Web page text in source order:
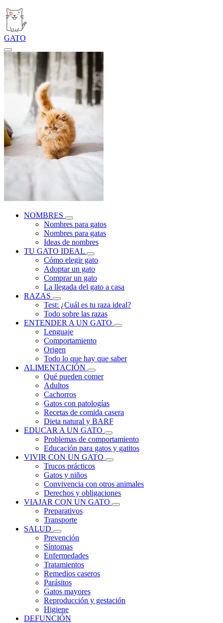
GATO
NOMBRES
Nombres para gatos
Nombres para gatas
Ideas de nombres
TU GATO IDEAL
Cómo elegir gato
Adoptar un gato
Comprar un gato
La llegada del gato a casa
RAZAS
Test: ¿Cuál es tu raza ideal?
Todo sobre las razas
ENTENDER A UN GATO
Lenguaje
Comportamiento
Origen
Todo lo que hay que saber
ALIMENTACIÓN
Qué pueden comer
Adultos
Cachorros
Gatos con patologías
Recetas de comida casera
Dieta natural y BARF
EDUCAR A UN GATO
Problemas de comportamiento
Educación para gatos y gatitos
VIVIR CON UN GATO
Trucos prácticos
Gatos y niños
Convivencia con otros animales
Derechos y obligaciones
VIAJAR CON UN GATO
Preparativos
Transporte
SALUD
Prevención
Síntomas
Enfermedades
Tratamientos
Remedios caseros
Parásitos
Gatos mayores
Reproducción y gestación
Higiene
DEFUNCIÓN